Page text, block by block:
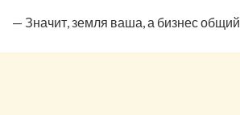
— Значит, земля ваша, а бизнес